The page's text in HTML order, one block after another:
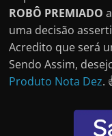
ROBÔ PREMIADO
uma decisão
Acredito que será
Sendo Assim,
Produto Nota Dez.